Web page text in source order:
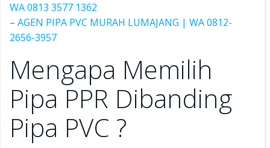
WA 0813 3577 1362
– AGEN PIPA PVC MURAH LUMAJANG | WA 0812-
2656-3957
Mengapa Memilih
Pipa PPR Dibanding
Pipa PVC ?